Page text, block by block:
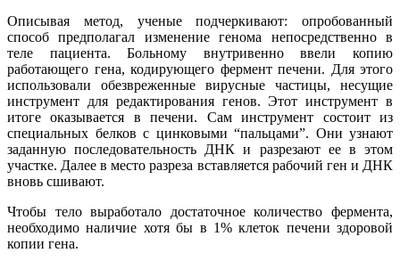
Описывая метод, ученые подчеркивают: опробованный
способ предполагал изменение генома непосредственно в
теле пациента. Больному внутривенно ввели копию
работающего гена, кодирующего фермент печени. Для этого
использовали обезвреженные вирусные частицы, несущие
инструмент для редактирования генов. Этот инструмент в
итоге оказывается в печени. Сам инструмент состоит из
специальных белков с цинковыми “пальцами”. Они узнают
заданную последовательность ДНК и разрезают ее в этом
участке. Далее в место разреза вставляется рабочий ген и ДНК
вновь сшивают.
Чтобы тело выработало достаточное количество фермента,
необходимо наличие хотя бы в 1% клеток печени здоровой
копии гена.